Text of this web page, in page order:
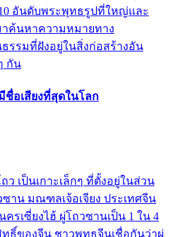
อันดับพระพุทธรูปที่ใหญ่และ
ค้นหาความหมายทาง
รรมที่ฝังอยู่ในสิ่งก่อสร้างอัน
กัน
อเสียงที่สุดในโลก
ว เป็นเกาะเล็กๆ ที่ตั้งอยู่ในส่วน
าน มณฑลเจ้อเจียง ประเทศจีน
รเซี่ยงไฮ้ ผู่โถวซานเป็น 1 ใน 4
ธิ์ของจีน ชาวพุทธจีนเชื่อกันว่าผู่